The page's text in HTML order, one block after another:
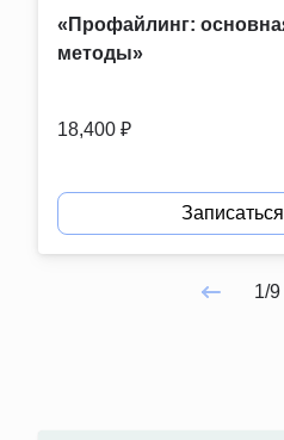
«Профайлинг:
методы»
18,400 ₽
1/9